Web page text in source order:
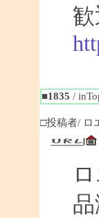
歓
■1835 /
□投稿者/ ロ